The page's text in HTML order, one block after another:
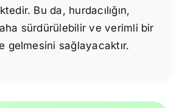
Bu da, hurdacılığın,
sürdürülebilir ve verimli bir
gelmesini sağlayacaktır.